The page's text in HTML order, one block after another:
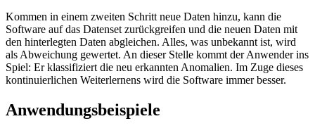
Kommen in einem zweiten Schritt neue Daten hinzu, kann die
Software auf das Datenset zurückgreifen und die neuen Daten mit
den hinterlegten Daten abgleichen. Alles, was unbekannt ist, wird
als Abweichung gewertet. An dieser Stelle kommt der Anwender ins
Spiel: Er klassifiziert die neu erkannten Anomalien. Im Zuge dieses
kontinuierlichen Weiterlernens wird die Software immer besser.
Anwendungsbeispiele